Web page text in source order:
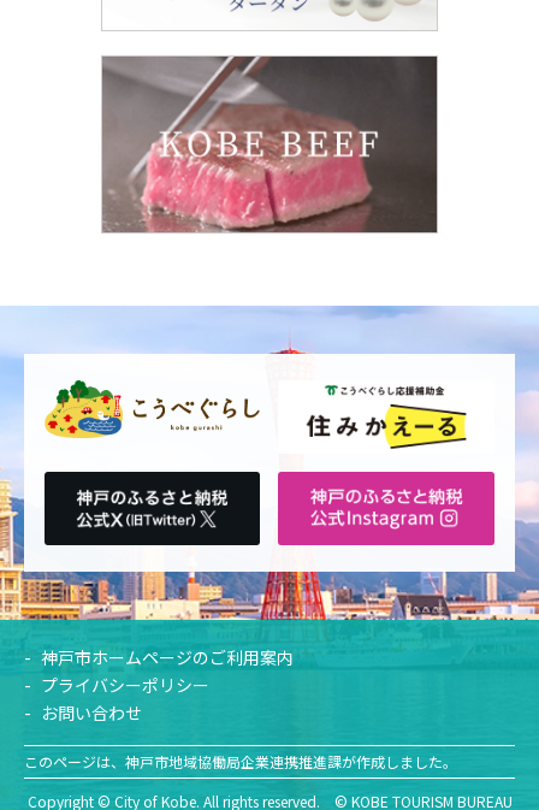
神戸市ホームページのご利用案内
プライバシーポリシー
お問い合わせ
このページは、神戸市地域協働局企業連携推進課が作成しました。
Copyright © City of Kobe. All rights reserved. © KOBE TOURISM BUREAU